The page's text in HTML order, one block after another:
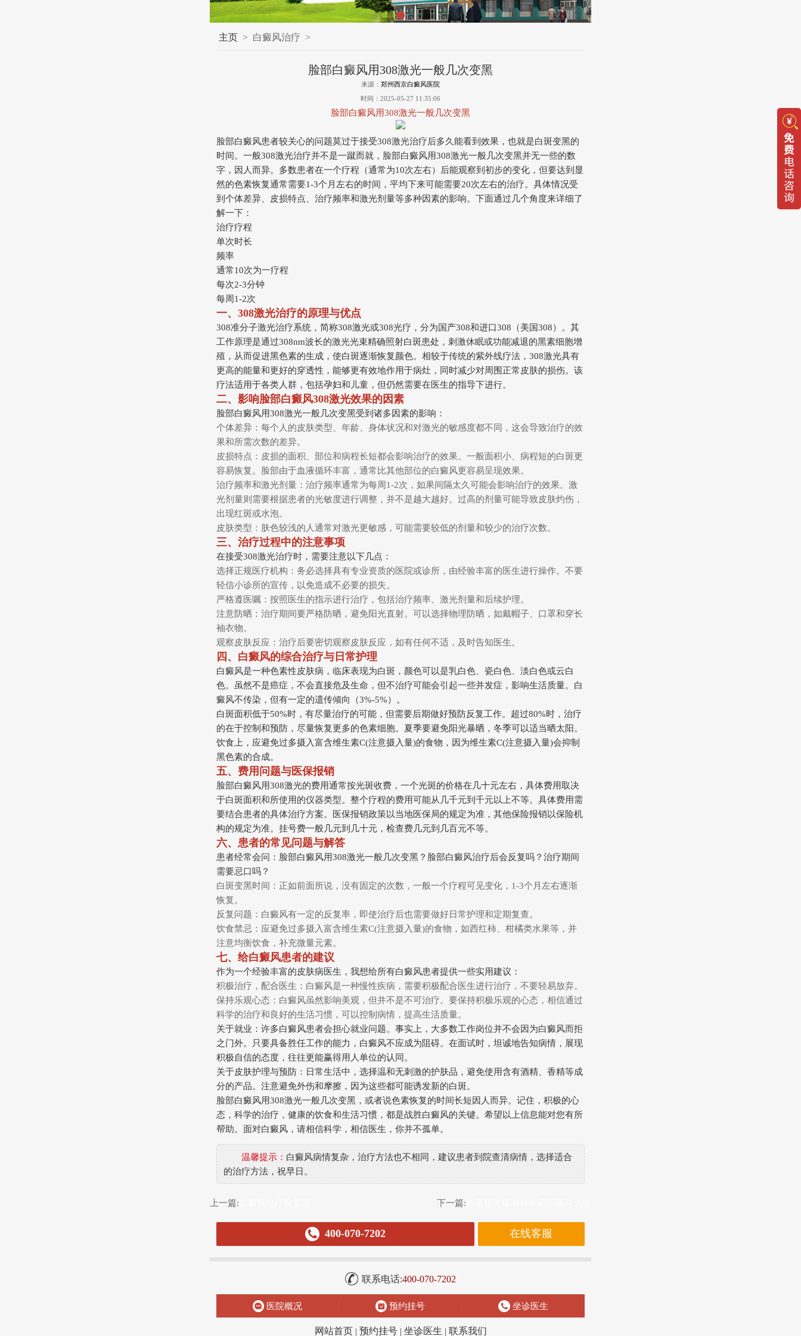
主页 > 白癜风治疗 >
脸部白癜风用308激光一般几次变黑
来源： 郑州西京白癜风医院
时间：2025-05-27 11:35:06
脸部白癜风用308激光一般几次变黑
脸部白癜风患者较关心的问题莫过于接受308激光治疗后多久能看到效果，也就是白斑变黑的
时间。一般308激光治疗并不是一蹴而就，脸部白癜风用308激光一般几次变黑并无一些的数
字，因人而异。多数患者在一个疗程（通常为10次左右）后能观察到初步的变化，但要达到显
然的色素恢复通常需要1-3个月左右的时间，平均下来可能需要20次左右的治疗。具体情况受
到个体差异、皮损特点、治疗频率和激光剂量等多种因素的影响。下面通过几个角度来详细了
解一下：
治疗疗程
单次时长
频率
通常10次为一疗程
每次2-3分钟
每周1-2次
一、308激光治疗的原理与优点
308准分子激光治疗系统，简称308激光或308光疗，分为国产308和进口308（美国308）。其
工作原理是通过308nm波长的激光光束精确照射白斑患处，刺激休眠或功能减退的黑素细胞增
殖，从而促进黑色素的生成，使白斑逐渐恢复颜色。相较于传统的紫外线疗法，308激光具有
更高的能量和更好的穿透性，能够更有效地作用于病灶，同时减少对周围正常皮肤的损伤。该
疗法适用于各类人群，包括孕妇和儿童，但仍然需要在医生的指导下进行。
二、影响脸部白癜风308激光效果的因素
脸部白癜风用308激光一般几次变黑受到诸多因素的影响：
个体差异：每个人的皮肤类型、年龄、身体状况和对激光的敏感度都不同，这会导致治疗的效
果和所需次数的差异。
皮损特点：皮损的面积、部位和病程长短都会影响治疗的效果。一般面积小、病程短的白斑更
容易恢复。脸部由于血液循环丰富，通常比其他部位的白癜风更容易呈现效果。
治疗频率和激光剂量：治疗频率通常为每周1-2次，如果间隔太久可能会影响治疗的效果。激
光剂量则需要根据患者的光敏度进行调整，并不是越大越好。过高的剂量可能导致皮肤灼伤，
出现红斑或水泡。
皮肤类型：肤色较浅的人通常对激光更敏感，可能需要较低的剂量和较少的治疗次数。
三、治疗过程中的注意事项
在接受308激光治疗时，需要注意以下几点：
选择正规医疗机构：务必选择具有专业资质的医院或诊所，由经验丰富的医生进行操作。不要
轻信小诊所的宣传，以免造成不必要的损失。
严格遵医嘱：按照医生的指示进行治疗，包括治疗频率、激光剂量和后续护理。
注意防晒：治疗期间要严格防晒，避免阳光直射。可以选择物理防晒，如戴帽子、口罩和穿长
袖衣物。
观察皮肤反应：治疗后要密切观察皮肤反应，如有任何不适，及时告知医生。
四、白癜风的综合治疗与日常护理
白癜风是一种色素性皮肤病，临床表现为白斑，颜色可以是乳白色、瓷白色、淡白色或云白
色。虽然不是癌症，不会直接危及生命，但不治疗可能会引起一些并发症，影响生活质量。白
癜风不传染，但有一定的遗传倾向（3%-5%）。
白斑面积低于50%时，有尽量治疗的可能，但需要后期做好预防反复工作。超过80%时，治疗
的在于控制和预防，尽量恢复更多的色素细胞。夏季要避免阳光暴晒，冬季可以适当晒太阳。
饮食上，应避免过多摄入富含维生素C(注意摄入量)的食物，因为维生素C(注意摄入量)会抑制
黑色素的合成。
五、费用问题与医保报销
脸部白癜风用308激光的费用通常按光斑收费，一个光斑的价格在几十元左右，具体费用取决
于白斑面积和所使用的仪器类型。整个疗程的费用可能从几千元到千元以上不等。具体费用需
要结合患者的具体治疗方案。医保报销政策以当地医保局的规定为准，其他保险报销以保险机
构的规定为准。挂号费一般几元到几十元，检查费几元到几百元不等。
六、患者的常见问题与解答
患者经常会问：脸部白癜风用308激光一般几次变黑？脸部白癜风治疗后会反复吗？治疗期间
需要忌口吗？
白斑变黑时间：正如前面所说，没有固定的次数，一般一个疗程可见变化，1-3个月左右逐渐
恢复。
反复问题：白癜风有一定的反复率，即使治疗后也需要做好日常护理和定期复查。
饮食禁忌：应避免过多摄入富含维生素C(注意摄入量)的食物，如西红柿、柑橘类水果等，并
注意均衡饮食，补充微量元素。
七、给白癜风患者的建议
作为一个经验丰富的皮肤病医生，我想给所有白癜风患者提供一些实用建议：
积极治疗，配合医生：白癜风是一种慢性疾病，需要积极配合医生进行治疗，不要轻易放弃。
保持乐观心态：白癜风虽然影响美观，但并不是不可治疗。要保持积极乐观的心态，相信通过
科学的治疗和良好的生活习惯，可以控制病情，提高生活质量。
关于就业：许多白癜风患者会担心就业问题。事实上，大多数工作岗位并不会因为白癜风而拒
之门外。只要具备胜任工作的能力，白癜风不应成为阻碍。在面试时，坦诚地告知病情，展现
积极自信的态度，往往更能赢得用人单位的认同。
关于皮肤护理与预防：日常生活中，选择温和无刺激的护肤品，避免使用含有酒精、香精等成
分的产品。注意避免外伤和摩擦，因为这些都可能诱发新的白斑。
脸部白癜风用308激光一般几次变黑，或者说色素恢复的时间长短因人而异。记住，积极的心
态，科学的治疗，健康的饮食和生活习惯，都是战胜白癜风的关键。希望以上信息能对您有所
帮助。面对白癜风，请相信科学，相信医生，你并不孤单。
温馨提示： 白癜风病情复杂，治疗方法也不相同，建议患者到院查清病情，选择适合
的治疗方法，祝早日。
上一篇: 下一篇:
400-070-7202 在线客服
联系电话:400-070-7202
医院概况 预约挂号 坐诊医生
网站首页| 预约挂号| 坐诊医生 | 联系我们